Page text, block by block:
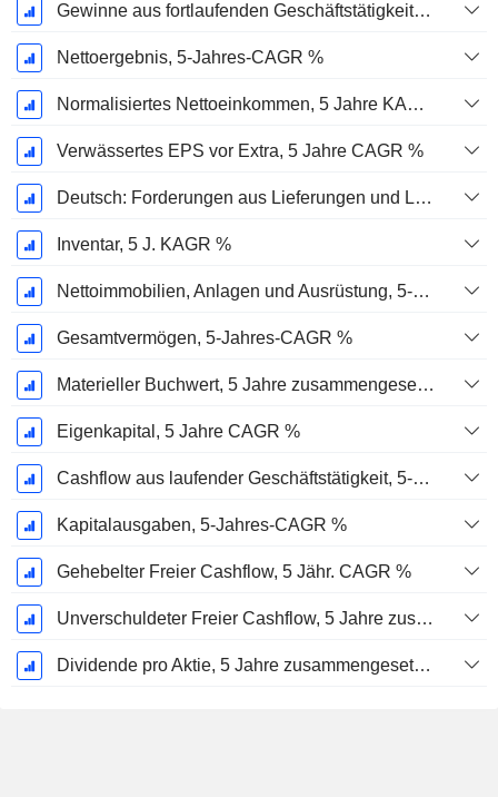
Gewinne aus fortlaufenden Geschäftstätigkeiten, 5-Jahres-CAGR %
Nettoergebnis, 5-Jahres-CAGR %
Normalisiertes Nettoeinkommen, 5 Jahre KAGR %
Verwässertes EPS vor Extra, 5 Jahre CAGR %
Deutsch: Forderungen aus Lieferungen und Leistungen, 5-Jahres-CAGR %
Inventar, 5 J. KAGR %
Nettoimmobilien, Anlagen und Ausrüstung, 5-Jahres-CAGR %
Gesamtvermögen, 5-Jahres-CAGR %
Materieller Buchwert, 5 Jahre zusammengesetzte jährliche Wachstumsrate %
Eigenkapital, 5 Jahre CAGR %
Cashflow aus laufender Geschäftstätigkeit, 5-Jahres-CAGR %
Kapitalausgaben, 5-Jahres-CAGR %
Gehebelter Freier Cashflow, 5 Jähr. CAGR %
Unverschuldeter Freier Cashflow, 5 Jahre zusammengesetzte jährliche Wachstumsrate %
Dividende pro Aktie, 5 Jahre zusammengesetzte jährliche Wachstumsrate %